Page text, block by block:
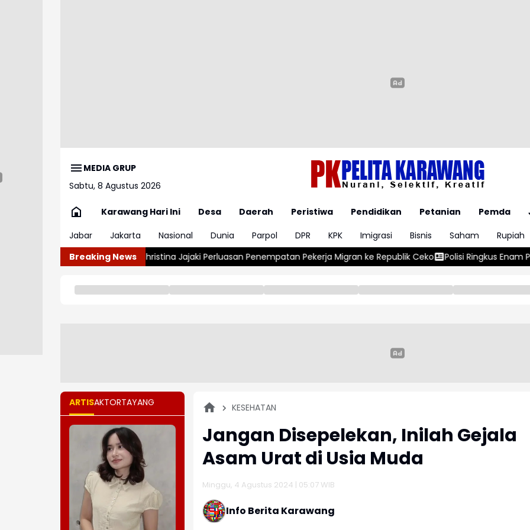
MEDIA GRUP
Sabtu, 8 Agustus 2026
Karawang Hari Ini Desa Daerah Peristiwa Pendidikan Petanian Pemda
Jabar
Jakarta Nasional Dunia Parpol DPR KPK Imigrasi Bisnis Saham Rupiah
Breaking News
Christina Jajaki Perluasan Penempatan Pekerja Migran ke Republik Ceko Polisi Ringkus Enam Pengedar Obat
ARTISAKTORTAYANG KESEHATAN
Jangan Disepelekan, Inilah Gejala
Asam Urat di Usia Muda
Minggu, 4 Agustus 2024 | 05:07 WIB
Info Berita Karawang